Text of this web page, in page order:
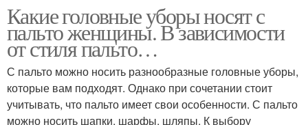
Какие головные уборы носят с
пальто женщины. В зависимости
от стиля пальто…
С пальто можно носить разнообразные головные уборы,
которые вам подходят. Однако при сочетании стоит
учитывать, что пальто имеет свои особенности. С пальто
можно носить шапки, шарфы, шляпы. К выбору